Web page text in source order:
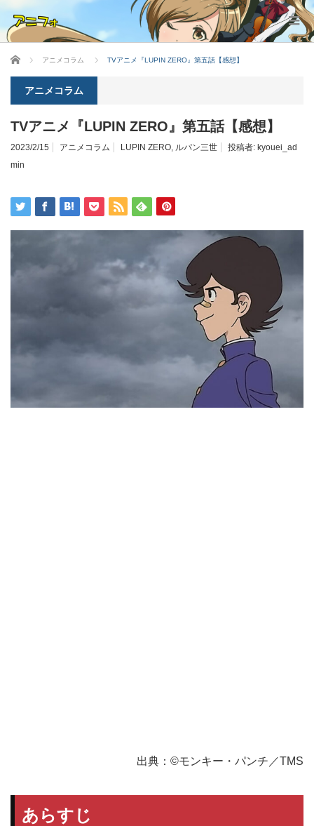
ホーム アニメコラム TVアニメ『LUPIN ZERO』第五話【感想】
アニメコラム
TVアニメ『LUPIN ZERO』第五話【感想】
2023/2/15 アニメコラム LUPIN ZERO, ルパン三世 投稿者: kyouei_ad
min
出典：©モンキー・パンチ／TMS
あらすじ